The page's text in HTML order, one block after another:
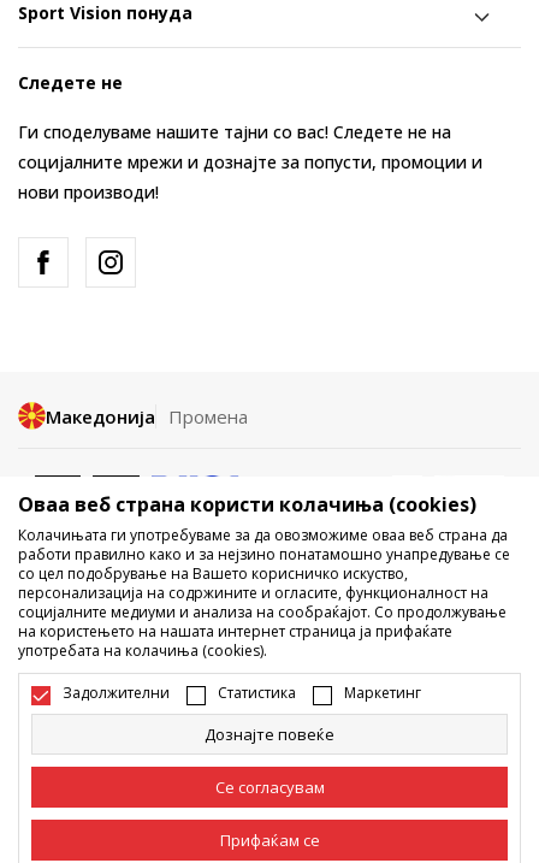
Sport Vision понуда
Следете не
Ги споделуваме нашите тајни со вас! Следете не на
социјалните мрежи и дознајте за попусти, промоции и
нови производи!
Македонија Промена
Не е дозволено превземање или користење на содржината од
интернет страните на Sport Vision, делумно или целосно a се
однесува на логоа, трговски марки, комерцијални содржини, ниту
истите да се отстапуваат на трети лица, јавно да се објавуваат или да
се користат за било какви цели, без писмена согласност од БДС.МК
ДООЕЛ.
Настојуваме да бидеме што попрецизни во описот на производот,
фотографијата и самата цена, но не можеме да гарантираме дака
сите информации се комплетни и без грешка. Сите прикажани
дека мораат да се достапни во секој момент. Достапноста на
производите може да ја проверите и на телефонскиот број 02 3055
222.
Оваа веб страна користи колачиња (cookies)
Колачињата ги употребуваме за да овозможиме оваа веб страна да
работи правилно како и за нејзино понатамошно унапредување се
со цел подобрување на Вашето корисничко искуство,
персонализација на содржините и огласите, функционалност на
социјалните медиуми и анализа на сообраќајот. Со продолжување
на користењето на нашата интернет страница ја прифаќате
употребата на колачиња (cookies).
Задолжителни Статистика Маркетинг
Дознајте повеќе
Се согласувам
Прифаќам се